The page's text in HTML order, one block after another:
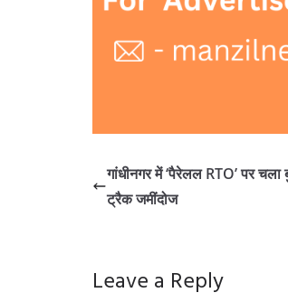
गांधीनगर में ‘पैरेलल RTO’ पर
ट्रैक जमींदोज
Leave a Reply